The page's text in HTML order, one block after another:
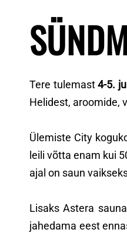
Tere tulemast4-5.
Helidest, aroomide,
Ülemiste City
leili võtta enam kui
ajal on saun
Lisaks Astera
jahedama eest